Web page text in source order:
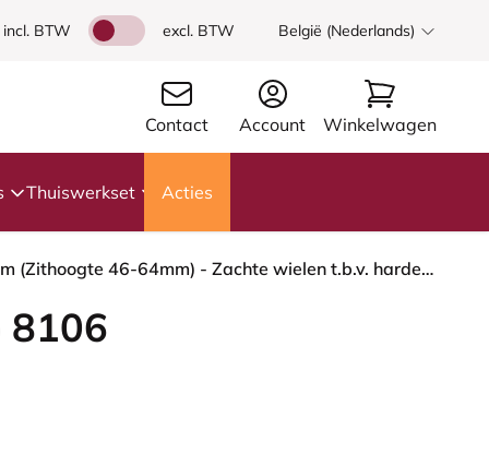
incl. BTW excl. BTW België (Nederlands)
Contact Account Winkelwagen
Thuiswerkset Acties
HÅG Capisco 8106 - Elmosoft (Elmo) - Semi-aniline Leder - EL33004 - Cognac - Moss Grey - 200 mm (Zithoogte 46-64mm) - Zachte wielen t.b.v. harde vloeren
8106